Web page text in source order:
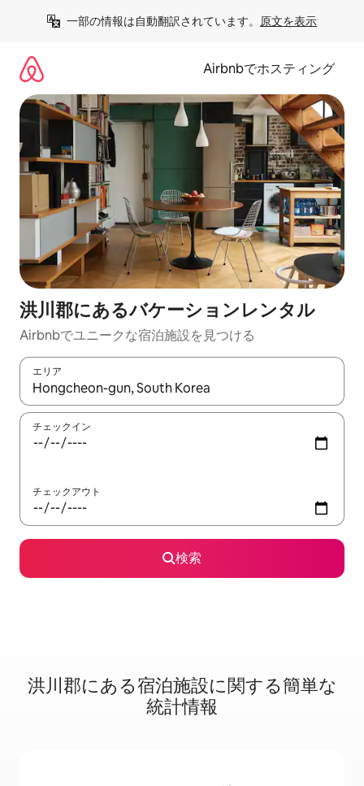
一部の情報は自動翻訳されています。 原文を表示
Airbnbでホスティング
洪川郡にあるバケーションレンタル
Airbnbでユニークな宿泊施設を見つける
エリア
検索結果が表示されたら、上下の矢印キーを使って移動するか
チェックイン
チェックアウト
検索
洪川郡に⁠あ⁠る宿⁠泊⁠施⁠設⁠に関⁠す⁠る簡⁠単⁠な
統⁠計⁠情⁠報